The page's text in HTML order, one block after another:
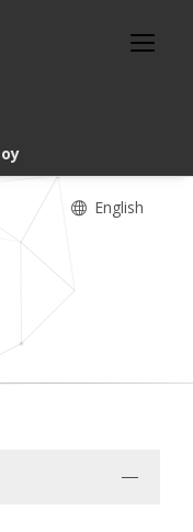
English